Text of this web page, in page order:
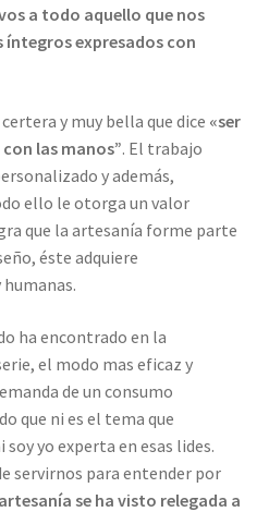
a todo aquello que nos
expresados con
y muy bella que dice «ser
las manos”. El trabajo
y además,
ello le otorga un valor
que la artesanía forme parte
éste adquiere
ha encontrado en la
el modo mas eficaz y
de un consumo
que ni es el tema que
yo experta en esas lides.
servirnos para entender por
se ha visto relegada a